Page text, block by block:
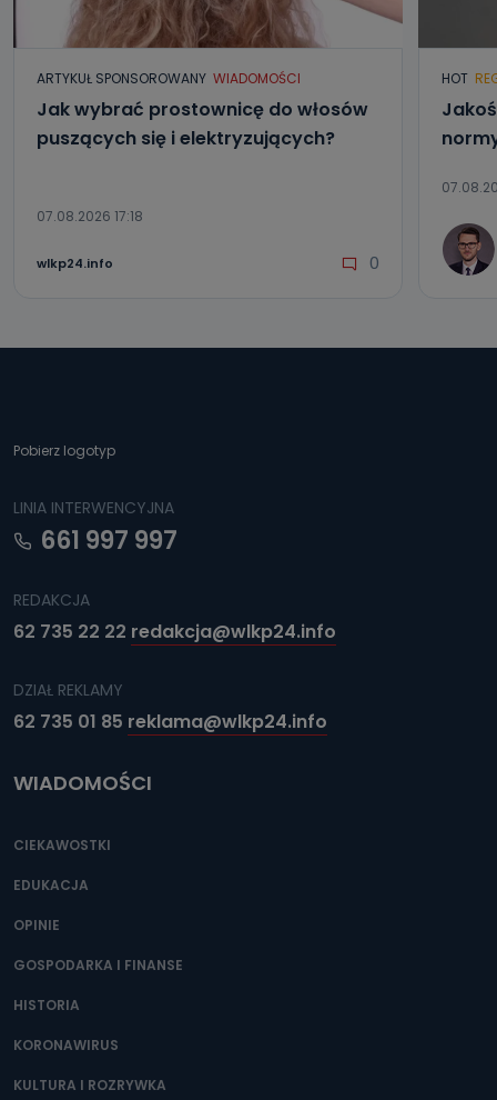
ARTYKUŁ SPONSOROWANY WIADOMOŚCI
Jak wybrać prostownicę do włosów
puszących się i elektryzujących?
07.08.2026 17:18
wlkp24.info 0
HOT
Pobierz logotyp
LINIA INTERWENCYJNA
661 997 997
REDAKCJA
62 735 22 22 redakcja@wlkp24.info
DZIAŁ REKLAMY
62 735 01 85 reklama@wlkp24.info
WIADOMOŚCI
CIEKAWOSTKI
EDUKACJA
OPINIE
GOSPODARKA I FINANSE
HISTORIA
KORONAWIRUS
KULTURA I ROZRYWKA